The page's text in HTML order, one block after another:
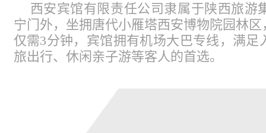
西安宾馆有限责任公司隶属于陕西旅游
宁门外，坐拥唐代小雁塔西安博物院园林
仅需3分钟，宾馆拥有机场大巴专线，满
旅出行、休闲亲子游等客人的首选。